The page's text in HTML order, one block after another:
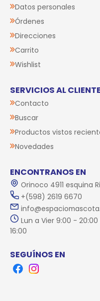
Datos personales
Órdenes
Direcciones
Carrito
Wishlist
SERVICIOS AL CLIENTE
Contacto
Buscar
Productos vistos
Novedades
ENCONTRANOS EN
Orinoco 4911 esquina
+(598) 2619 6670
Lun a Vier 9:00 -
16:00
SEGUÍNOS EN
FacebookInstagram